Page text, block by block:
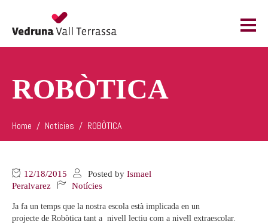
ROBÒTICA
Home Notícies ROBÒTICA
12/18/2015 Posted by Ismael
Peralvarez
Notícies
Ja fa un temps que la nostra escola està implicada en un
projecte de Robòtica tant a nivell lectiu com a nivell extraescolar.